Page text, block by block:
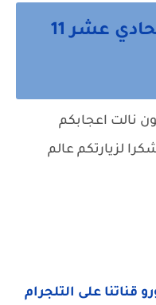
رواية طيف الفصل الحادي عشر 11
نالت اعجابكم
لزيارتكم عالم
قناتنا على التلجرام